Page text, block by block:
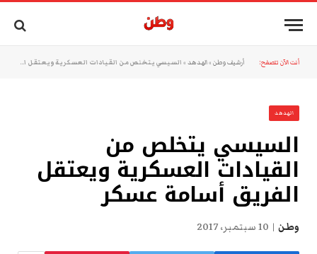
أنت الآن تتصفح: أرشيف وطن »الهدهد » السيسي يتخلص من القيادات العسكرية ويعتقل الفريق أسامة عسكر
الهدهد
السيسي يتخلص من
القيادات العسكرية ويعتقل
الفريق أسامة عسكر
وطن 10 سبتمبر، 2017